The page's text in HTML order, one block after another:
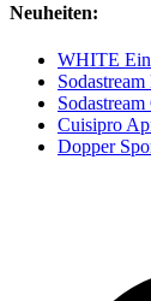
Neuheiten:
WHITE
Cuisipro
Dopper